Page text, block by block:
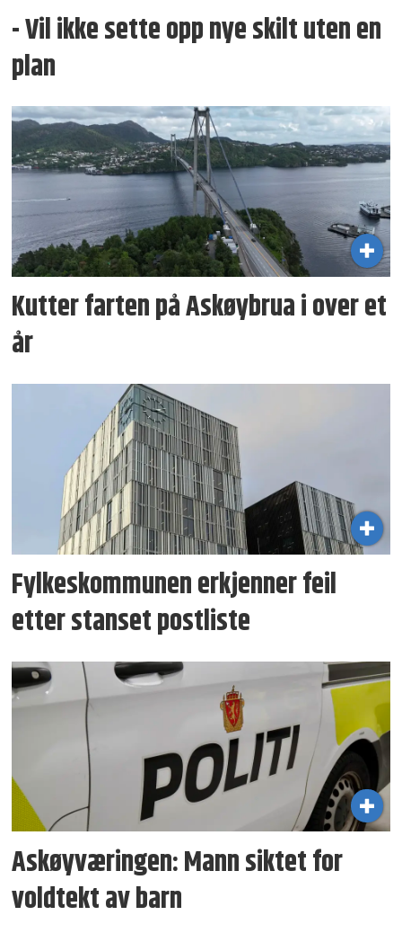
- Vil ikke sette opp nye skilt uten en
plan
Kutter farten på Askøybrua i over et
år
Fylkeskommunen erkjenner feil
etter stanset postliste
Askøyværingen: Mann siktet for
voldtekt av barn